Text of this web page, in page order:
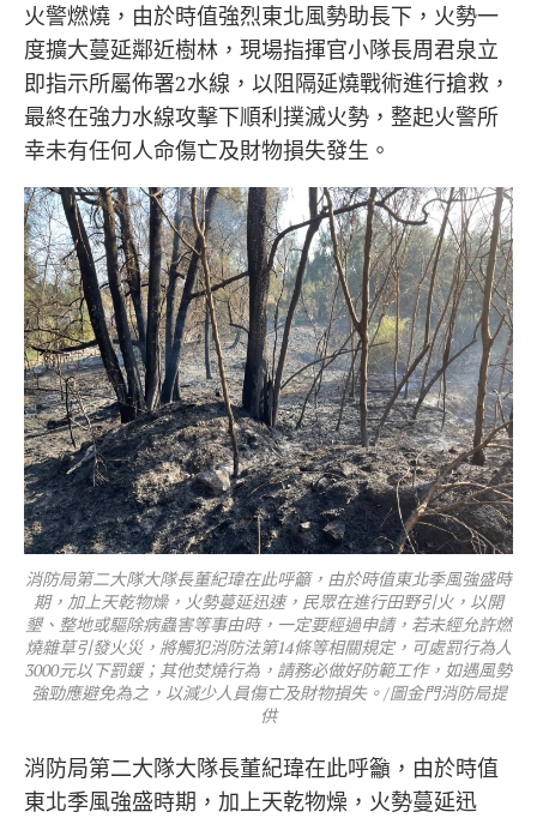
火警燃燒，由於時值強烈東北風勢助長下，火勢一
度擴大蔓延鄰近樹林，現場指揮官小隊長周君泉立
即指示所屬佈署2水線，以阻隔延燒戰術進行搶救，
最終在強力水線攻擊下順利撲滅火勢，整起火警所
幸未有任何人命傷亡及財物損失發生。
消防局第二大隊大隊長董紀瑋在此呼籲，由於時值東北季風強盛時
期，加上天乾物燥，火勢蔓延迅速，民眾在進行田野引火，以開
墾、整地或驅除病蟲害等事由時，一定要經過申請，若未經允許燃
燒雜草引發火災，將觸犯消防法第14條等相關規定，可處罰行為人
3000元以下罰鍰；其他焚燒行為，請務必做好防範工作，如遇風勢
強勁應避免為之，以減少人員傷亡及財物損失。/圖金門消防局提
供
消防局第二大隊大隊長董紀瑋在此呼籲，由於時值
東北季風強盛時期，加上天乾物燥，火勢蔓延迅